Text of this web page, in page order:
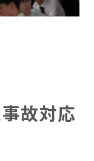
故対応